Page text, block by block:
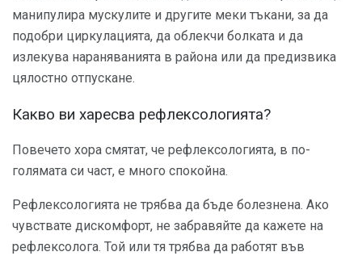
манипулира мускулите и другите меки тъкани, за да
подобри циркулацията, да облекчи болката и да
излекува нараняванията в района или да предизвика
цялостно отпускане.
Какво ви харесва рефлексологията?
Повечето хора смятат, че рефлексологията, в по-
голямата си част, е много спокойна.
Рефлексологията не трябва да бъде болезнена. Ако
чувствате дискомфорт, не забравяйте да кажете на
рефлексолога. Той или тя трябва да работят във